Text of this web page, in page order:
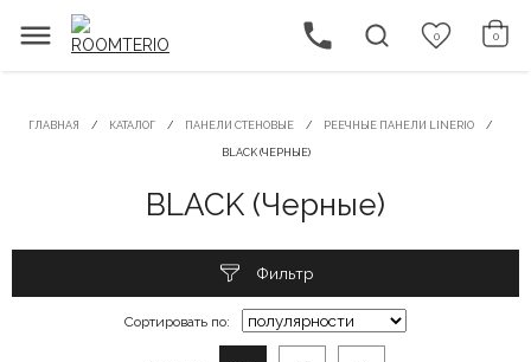
0 0
ГЛАВНАЯ КАТАЛОГ ПАНЕЛИ СТЕНОВЫЕ РЕЕЧНЫЕ ПАНЕЛИ LINERIO
BLACK (ЧЕРНЫЕ)
BLACK (Черные)
Фильтр
Сортировать по: